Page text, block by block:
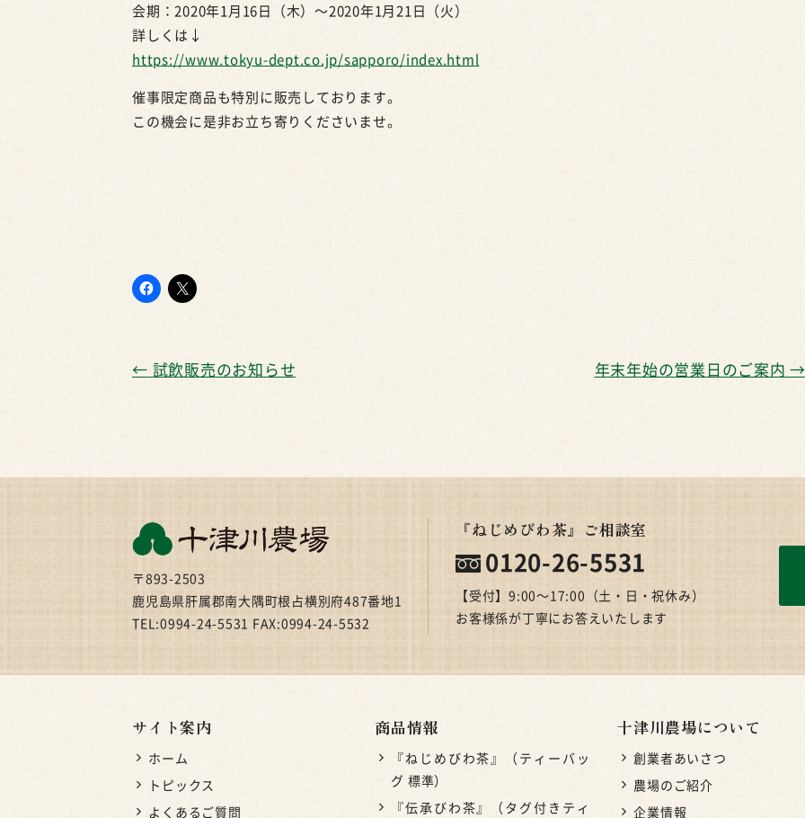
会期：2020年1月16日（木）～2020年1月21日（火）
詳しくは↓
https://www.tokyu-dept.co.jp/sapporo/index.html
催事限定商品も特別に販売しております。
この機会に是非お立ち寄りくださいませ。
← 試飲販売のお知らせ 年末年始の営業日のご案内→
〒893-2503
鹿児島県肝属郡南大隅町根占横別府487番地1
TEL:0994-24-5531 FAX:0994-24-5532
『ねじめびわ茶』ご相談室
0120-26-5531
【受付】9:00〜17:00（土・日・祝休み）
お客様係が丁寧にお答えいたします
サイト案内
ホーム
トピックス
よくあるご質問
商品情報
『ねじめびわ茶』（ティーバッ
グ 標準）
『伝承びわ茶』（タグ付きティ
十津川農場について
創業者あいさつ
農場のご紹介
企業情報